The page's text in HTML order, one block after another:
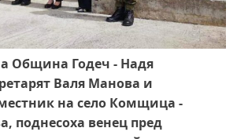
Община Годеч - Надя
Валя Манова и
на село Комщица -
поднесоха венец пред